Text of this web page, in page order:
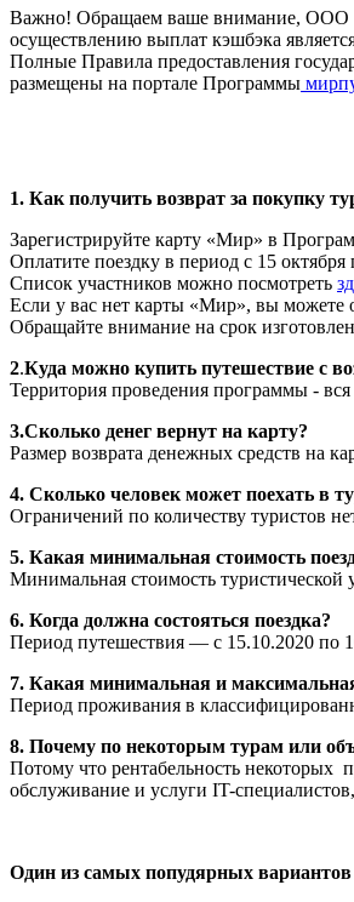
Важно! Обращаем ваше внимание,
осуществлению выплат кэшбэка
Полные Правила предоставления
размещены на портале Программы
1. Как получить возврат за покупку
Зарегистрируйте карту «Мир» в
Оплатите поездку в период с 15
Список участников можно посмотреть
Если у вас нет карты «Мир», вы можете
Обращайте внимание на срок
2.Куда можно купить путешествие с
Территория проведения программы -
3.Сколько денег вернут на карту?
Размер возврата денежных средств на
4. Сколько человек может поехать в
Ограничений по количеству туристов
5. Какая минимальная стоимость
Минимальная стоимость туристической
6. Когда должна состояться поездка?
Период путешествия — с 15.10.2020 по
7. Какая минимальная и
Период проживания в
8. Почему по некоторым турам или
Потому что рентабельность некоторых
обслуживание и услуги IT-
Один из самых попудярных